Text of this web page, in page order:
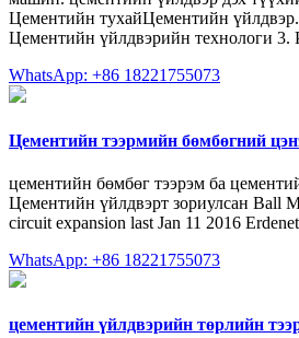
Цементийн тухайЦементийн
Цементийн үйлдвэрийн технологи 3.
WhatsApp: +86 18221755073
Цементийн тээрмийн бөмбөгний
цементийн бөмбөг тээрэм ба
Цементийн үйлдвэрт зориулсан Ball
circuit expansion last Jan 11 2016
WhatsApp: +86 18221755073
цементийн үйлдвэрийн төрлийн